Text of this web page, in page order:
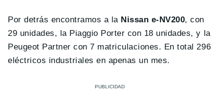
Por detrás encontramos a la Nissan e-NV200, con
29 unidades, la Piaggio Porter con 18 unidades, y la
Peugeot Partner con 7 matriculaciones. En total 296
eléctricos industriales en apenas un mes.